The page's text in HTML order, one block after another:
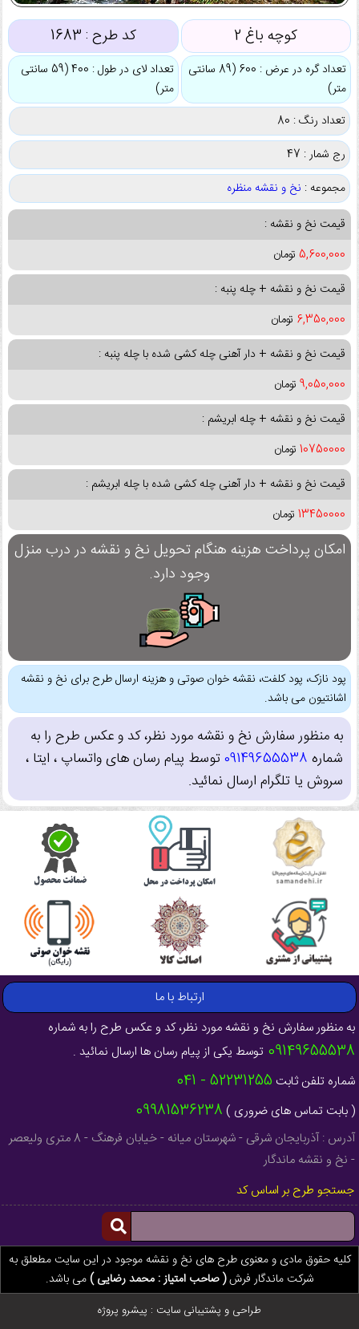
کوچه باغ 2 کد طرح : 1683
تعداد گره در عرض : 600 (89 سانتی
متر)
تعداد لای در طول : 400 (59 سانتی
متر)
تعداد رنگ : 80
رج شمار : 47
مجموعه : نخ و نقشه منظره
قیمت نخ و نقشه :
5,600,000 تومان
قیمت نخ و نقشه + چله پنبه :
6,350,000 تومان
قیمت نخ و نقشه + دار آهنی چله کشی شده با چله پنبه :
9,050,000 تومان
قیمت نخ و نقشه + چله ابریشم :
10750000 تومان
قیمت نخ و نقشه + دار آهنی چله کشی شده با چله ابریشم :
13450000 تومان
امکان پرداخت هزینه هنگام تحویل نخ و نقشه در درب منزل
وجود دارد.
پود نازک، پود کلفت، نقشه خوان صوتی و هزینه ارسال طرح برای نخ و نقشه
اشانتیون می باشد.
به منظور سفارش نخ و نقشه مورد نظر، کد و عکس طرح را به
شماره 09149655538توسط پیام رسان های واتساپ ، ایتا ،
سروش یا تلگرام ارسال نمائید.
ارتباط با ما
به منظور سفارش نخ و نقشه مورد نظر، کد و عکس طرح را به شماره
09149655538 توسط یکی از پیام رسان ها ارسال نمائید .
شماره تلفن ثابت 52231255 - 041
( بابت تماس های ضروری ) 09981536238
آدرس : آذربایجان شرقی - شهرستان میانه - خیابان فرهنگ - 8 متری ولیعصر
- نخ و نقشه ماندگار
جستجو طرح بر اساس کد
کلیه حقوق مادی و معنوی طرح های نخ و نقشه موجود در این سایت مطعلق به
شرکت ماندگار فرش( صاحب امتیاز : محمد رضایی )می باشد.
طراحی و پشتیبانی سایت : پیشرو پروژه